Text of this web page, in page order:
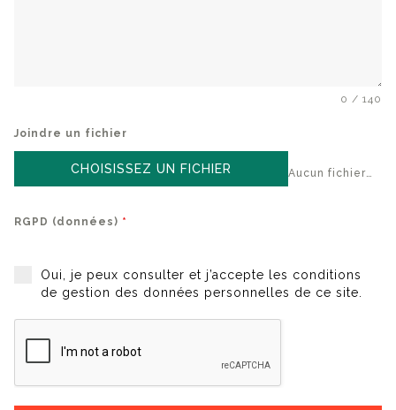
0 / 140
Joindre un fichier
CHOISISSEZ UN FICHIER Aucun fichier choisi
RGPD (données) *
Oui, je peux consulter et j’accepte les conditions
de gestion des données personnelles de ce site.